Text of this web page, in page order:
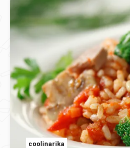
coolinarika